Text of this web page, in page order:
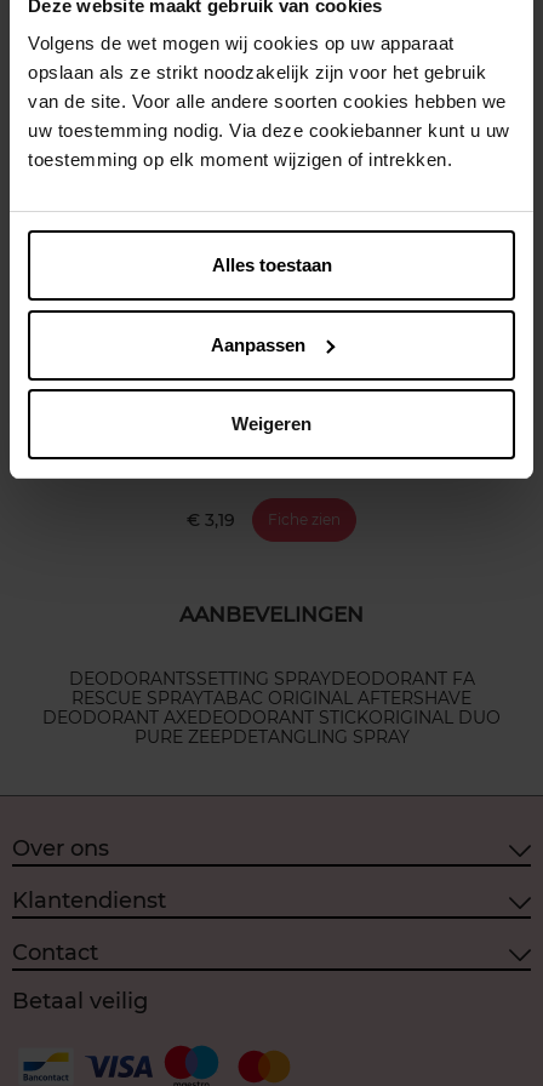
Deze website maakt gebruik van cookies
Volgens de wet mogen wij cookies op uw apparaat
opslaan als ze strikt noodzakelijk zijn voor het gebruik
van de site. Voor alle andere soorten cookies hebben we
uw toestemming nodig. Via deze cookiebanner kunt u uw
toestemming op elk moment wijzigen of intrekken.
Alles toestaan
Aanpassen
Weigeren
Kenmerken
Klantereview
Nog iets vergeten ?
BOROTALCO
Deo INVISIBLE MINI Spray 45ml
Deodorant
€ 3,19 Fiche zien
AANBEVELINGEN
DEODORANTSSETTING SPRAYDEODORANT FA
RESCUE SPRAYTABAC ORIGINAL AFTERSHAVE
DEODORANT AXEDEODORANT STICKORIGINAL DUO
PURE ZEEP DETANGLING SPRAY
Over ons
Klantendienst
Contact
Betaal veilig